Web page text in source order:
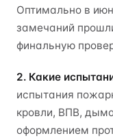
Оптимально в
замечаний
финальную
2. Какие
испытания
кровли, ВПВ,
оформлением